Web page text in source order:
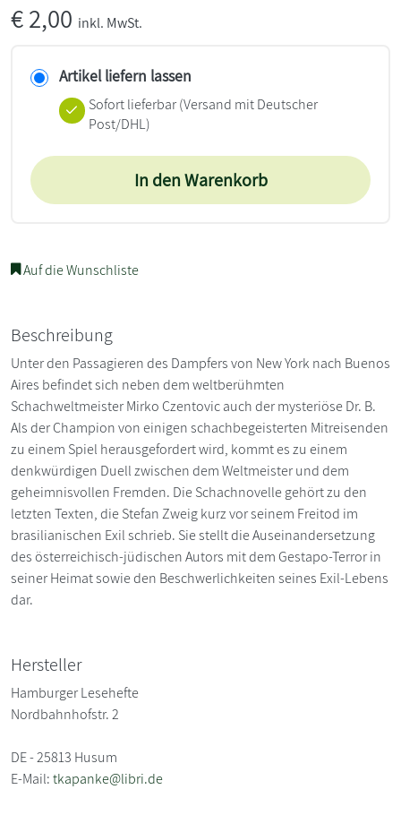
€2,00 inkl. MwSt.
Artikel liefern lassen
Sofort lieferbar(Versand mit Deutscher
Post/DHL)
In den Warenkorb
Auf die Wunschliste
Beschreibung
Unter den Passagieren des Dampfers von New York nach Buenos
Aires befindet sich neben dem weltberühmten
Schachweltmeister Mirko Czentovic auch der mysteriöse Dr. B.
Als der Champion von einigen schachbegeisterten Mitreisenden
zu einem Spiel herausgefordert wird, kommt es zu einem
denkwürdigen Duell zwischen dem Weltmeister und dem
geheimnisvollen Fremden. Die Schachnovelle gehört zu den
letzten Texten, die Stefan Zweig kurz vor seinem Freitod im
brasilianischen Exil schrieb. Sie stellt die Auseinandersetzung
des österreichisch-jüdischen Autors mit dem Gestapo-Terror in
seiner Heimat sowie den Beschwerlichkeiten seines Exil-Lebens
dar.
Hersteller
Hamburger Lesehefte
Nordbahnhofstr. 2
DE - 25813 Husum
E-Mail:tkapanke@libri.de